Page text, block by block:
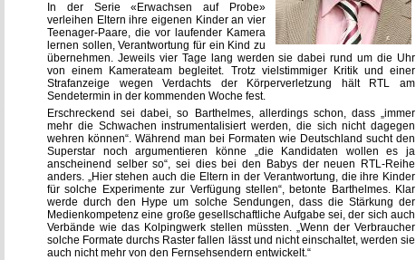
In der Serie «Erwachsen auf Probe»
verleihen Eltern ihre eigenen Kinder an vier
Teenager-Paare, die vor laufender Kamera
lernen sollen, Verantwortung für ein Kind zu
übernehmen. Jeweils vier Tage lang werden sie dabei rund um die Uhr
von einem Kamerateam begleitet. Trotz vielstimmiger Kritik und einer
Strafanzeige wegen Verdachts der Körperverletzung hält RTL am
Sendetermin in der kommenden Woche fest.
Erschreckend sei dabei, so Barthelmes, allerdings schon, dass „immer
mehr die Schwachen instrumentalisiert werden, die sich nicht dagegen
wehren können“. Während man bei Formaten wie Deutschland sucht den
Superstar noch argumentieren könne „die Kandidaten wollen es ja
anscheinend selber so“, sei dies bei den Babys der neuen RTL-Reihe
anders. „Hier stehen auch die Eltern in der Verantwortung, die ihre Kinder
für solche Experimente zur Verfügung stellen“, betonte Barthelmes. Klar
werde durch den Hype um solche Sendungen, dass die Stärkung der
Medienkompetenz eine große gesellschaftliche Aufgabe sei, der sich auch
Verbände wie das Kolpingwerk stellen müssten. „Wenn der Verbraucher
solche Formate durchs Raster fallen lässt und nicht einschaltet, werden sie
auch nicht mehr von den Fernsehsendern entwickelt.“